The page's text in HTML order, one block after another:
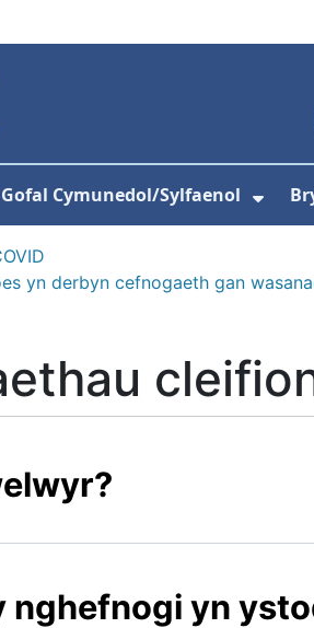
Gofal Cymunedol/Sylfaenol
yn derbyn cefnogaeth gan
nghefnogi yn